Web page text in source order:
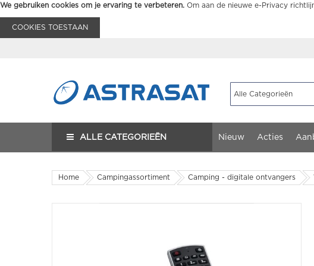
We gebruiken cookies om je ervaring te verbeteren. Om aan de nieuwe e-Privacy
COOKIES TOESTAAN
ALLE CATEGORIEËN Nieuw Acties
Home Campingassortiment Camping - digitale ontvangers